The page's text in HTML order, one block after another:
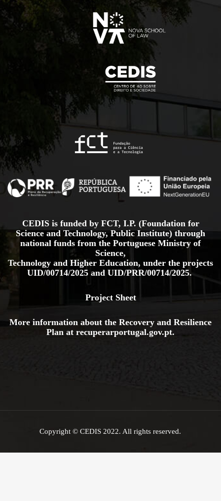
CEDIS is funded by FCT, I.P. (Foundation for
Science and Technology, Public Institute) through
national funds from the Portuguese Ministry of
Science,
Technology and Higher Education, under the projects
UID/00714/2025 and UID/PRR/00714/2025.
Project Sheet
More information about the Recovery and Resilience
Plan at recuperarportugal.gov.pt.
Copyright © CEDIS 2022. All rights reserved.